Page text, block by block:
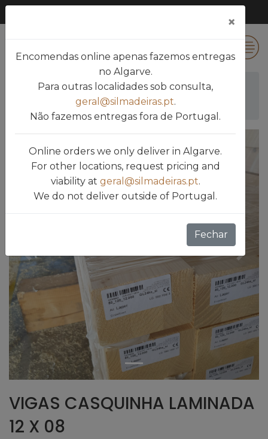
Silmadeiras
Produtos
VIGAS CASQUINHA LAMINADA 12 X 08
silmadieras.previous
VIGAS CASQUINHA LAMINADA
12 X 08
×
Encomendas online apenas fazemos entregas
no Algarve.
Para outras localidades sob consulta,
geral@silmadeiras.pt.
Não fazemos entregas fora de Portugal.
Online orders we only deliver in Algarve.
For other locations, request pricing and
viability at geral@silmadeiras.pt.
We do not deliver outside of Portugal.
Fechar